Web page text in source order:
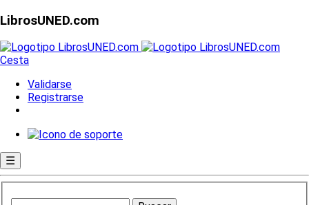
LibrosUNED.com
Cesta
Validarse
Registrarse
☰